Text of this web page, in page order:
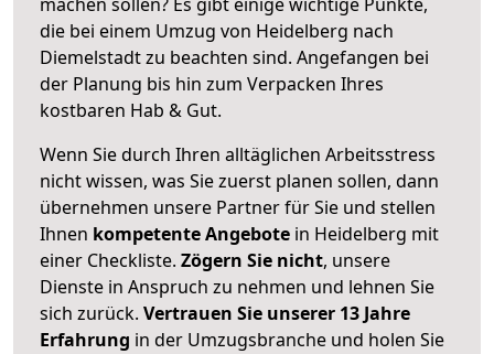
die bei einem Umzug von Heidelberg nach
Diemelstadt zu beachten sind. Angefangen bei
der Planung bis hin zum Verpacken Ihres
kostbaren Hab & Gut.
Wenn Sie durch Ihren alltäglichen Arbeitsstress
nicht wissen, was Sie zuerst planen sollen, dann
übernehmen unsere Partner für Sie und stellen
Ihnen kompetente Angebote in Heidelberg mit
einer Checkliste. Zögern Sie nicht, unsere
Dienste in Anspruch zu nehmen und lehnen Sie
sich zurück. Vertrauen Sie unserer 13 Jahre
Erfahrung in der Umzugsbranche und holen Sie